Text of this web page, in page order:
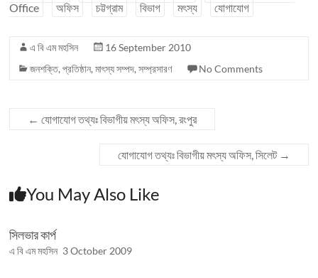
Office অফিস চট্টগ্রাম বিভাগ মৎস্য যোগাযোগ
এ বি এম মহসিন
16 September 2010
জনশক্তি,প্রতিষ্ঠান,মাৎস্য সম্পদ,সম্প্রসারণ No Comments
← যোগাযোগ তথ্যঃ বিভাগীয় মৎস্য অফিস, রংপুর
যোগাযোগ তথ্যঃ বিভাগীয় মৎস্য অফিস, সিলেট →
You May Also Like
সিলভার কার্প
এ বি এম মহসিন 3 October 2009